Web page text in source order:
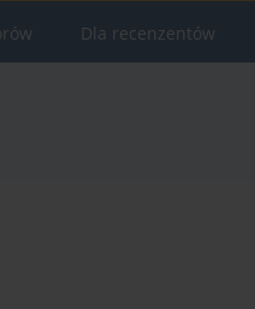
Dla recenzentów